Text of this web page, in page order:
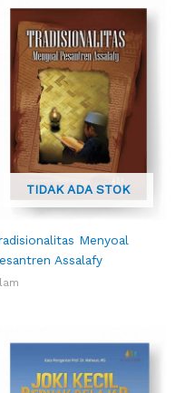
TIDAK ADA STOK
Menyoal
Assalafy